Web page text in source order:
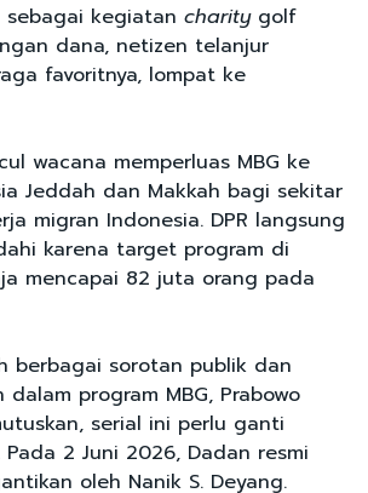
sebagai kegiatan charitygolf
dana, netizen telanjur
favoritnya, lompat ke
wacana memperluas MBG ke
Jeddah dan Makkah bagi sekitar
migran Indonesia. DPR langsung
karena target program di
mencapai 82 juta orang pada
berbagai sorotan publik dan
dalam program MBG, Prabowo
serial ini perlu ganti
2 Juni 2026, Dadan resmi
oleh Nanik S. Deyang.